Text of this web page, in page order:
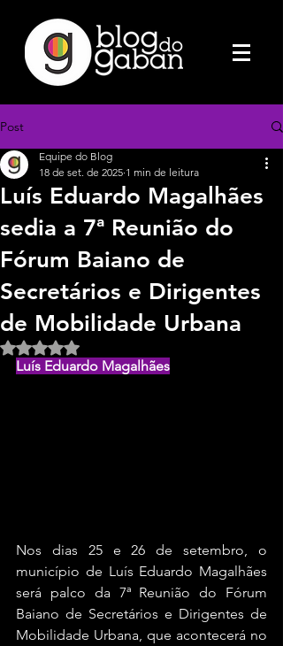
Post
Luís Eduardo Magalhães
sedia a 7ª Reunião do
Fórum Baiano de
Secretários e Dirigentes
de Mobilidade Urbana
Equipe do Blog
18 de set. de 2025 1 min de leitura
Avaliado com NaN de 5 estrelas.
Luís Eduardo Magalhães
Nos dias 25 e 26 de setembro, o
município de Luís Eduardo Magalhães
será palco da 7ª Reunião do Fórum
Baiano de Secretários e Dirigentes de
Mobilidade Urbana, que acontecerá no